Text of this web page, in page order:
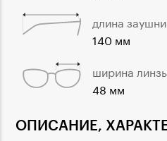
ОПИСАНИЕ,
длина
140 мм
ширина
48 мм